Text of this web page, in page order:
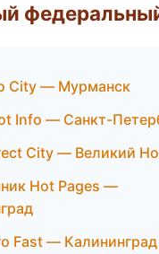
City — Мурманск
Info — Санкт-
City — Великий
Hot Pages —
Fast — Калининград